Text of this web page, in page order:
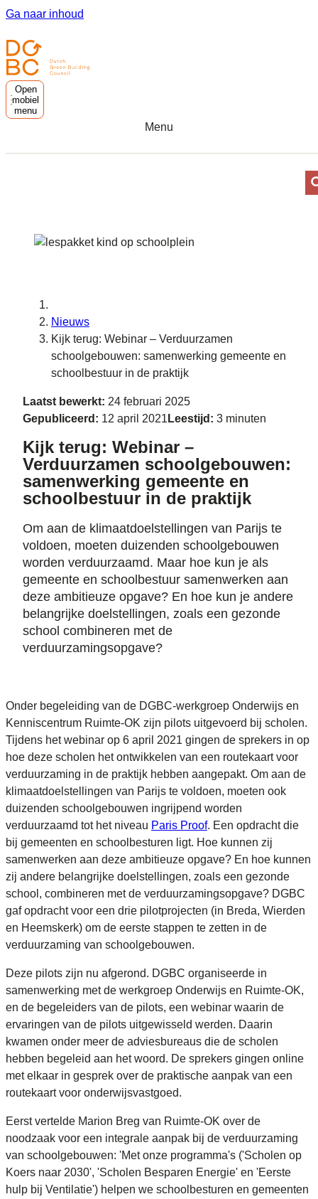
Ga naar inhoud
Open
mobiel
menu
Menu
Nieuws
Kijk terug: Webinar – Verduurzamen
schoolgebouwen: samenwerking gemeente en
schoolbestuur in de praktijk
Laatst bewerkt: 24 februari 2025
Gepubliceerd: 12 april 2021 Leestijd: 3 minuten
Kijk terug: Webinar –
Verduurzamen schoolgebouwen:
samenwerking gemeente en
schoolbestuur in de praktijk
Om aan de klimaatdoelstellingen van Parijs te
voldoen, moeten duizenden schoolgebouwen
worden verduurzaamd. Maar hoe kun je als
gemeente en schoolbestuur samenwerken aan
deze ambitieuze opgave? En hoe kun je andere
belangrijke doelstellingen, zoals een gezonde
school combineren met de
verduurzamingsopgave?
Onder begeleiding van de DGBC-werkgroep Onderwijs en
Kenniscentrum Ruimte-OK zijn pilots uitgevoerd bij scholen.
Tijdens het webinar op 6 april 2021 gingen de sprekers in op
hoe deze scholen het ontwikkelen van een routekaart voor
verduurzaming in de praktijk hebben aangepakt. Om aan de
klimaatdoelstellingen van Parijs te voldoen, moeten ook
duizenden schoolgebouwen ingrijpend worden
verduurzaamd tot het niveau Paris Proof. Een opdracht die
bij gemeenten en schoolbesturen ligt. Hoe kunnen zij
samenwerken aan deze ambitieuze opgave? En hoe kunnen
zij andere belangrijke doelstellingen, zoals een gezonde
school, combineren met de verduurzamingsopgave? DGBC
gaf opdracht voor een drie pilotprojecten (in Breda, Wierden
en Heemskerk) om de eerste stappen te zetten in de
verduurzaming van schoolgebouwen.
Deze pilots zijn nu afgerond. DGBC organiseerde in
samenwerking met de werkgroep Onderwijs en Ruimte-OK,
en de begeleiders van de pilots, een webinar waarin de
ervaringen van de pilots uitgewisseld werden. Daarin
kwamen onder meer de adviesbureaus die de scholen
hebben begeleid aan het woord. De sprekers gingen online
met elkaar in gesprek over de praktische aanpak van een
routekaart voor onderwijsvastgoed.
Eerst vertelde Marion Breg van Ruimte-OK over de
noodzaak voor een integrale aanpak bij de verduurzaming
van schoolgebouwen: 'Met onze programma's ('Scholen op
Koers naar 2030', 'Scholen Besparen Energie' en 'Eerste
hulp bij Ventilatie') helpen we schoolbesturen en gemeenten